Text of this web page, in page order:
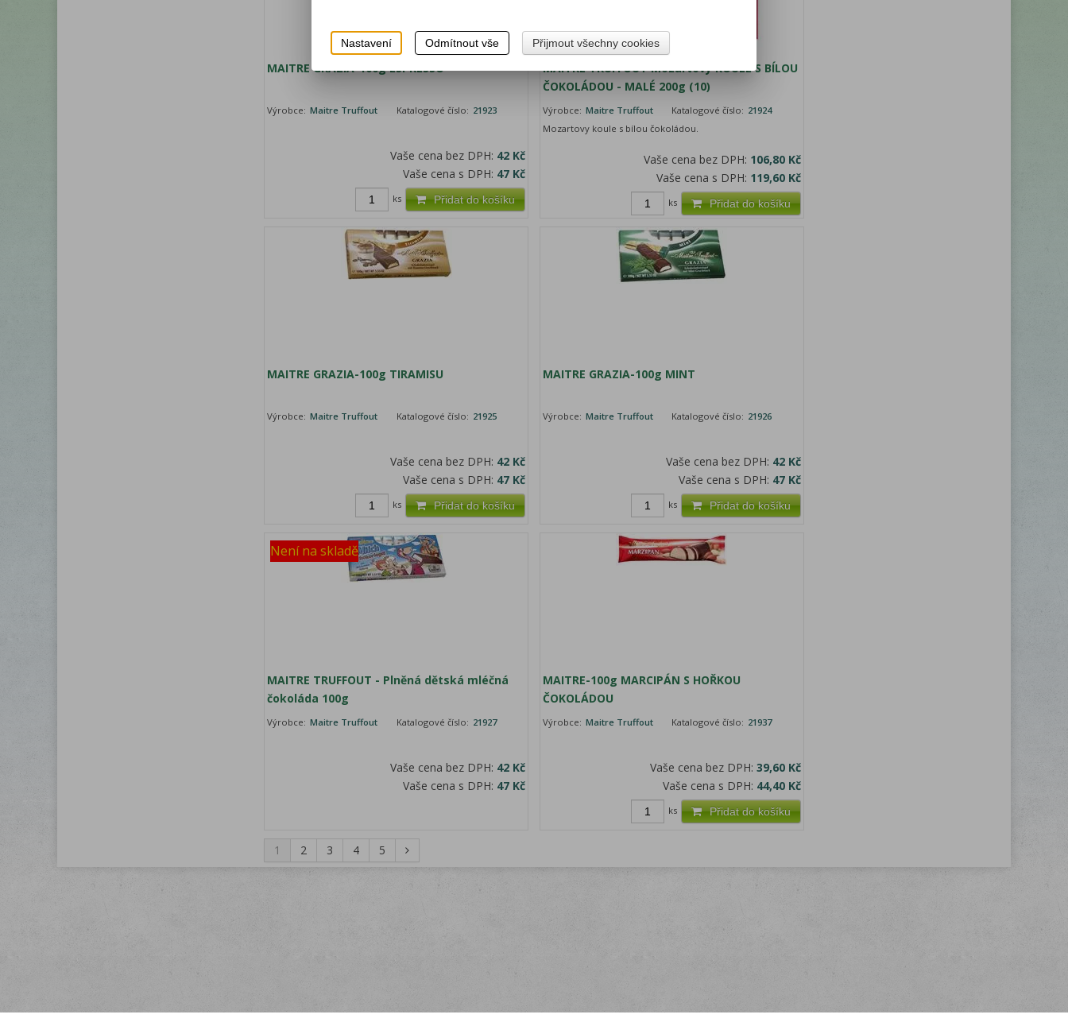
MAITRE GRAZIA-100g ESPRESSO
Výrobce: Maitre Truffout Katalogové číslo: 21923
Vaše cena bez DPH: 42 Kč
Vaše cena s DPH: 47 Kč
Přidat do košíku
ks
MAITRE TRUFFOUT Mozartovy KOULE S BÍLOU
ČOKOLÁDOU - MALÉ 200g (10)
Výrobce: Maitre Truffout Katalogové číslo: 21924
Mozartovy koule s bílou čokoládou.
Vaše cena bez DPH: 106,80 Kč
Vaše cena s DPH: 119,60 Kč
Přidat do košíku
ks
MAITRE GRAZIA-100g TIRAMISU
Výrobce: Maitre Truffout Katalogové číslo: 21925
Vaše cena bez DPH: 42 Kč
Vaše cena s DPH: 47 Kč
Přidat do košíku
ks
MAITRE GRAZIA-100g MINT
Výrobce: Maitre Truffout Katalogové číslo: 21926
Vaše cena bez DPH: 42 Kč
Vaše cena s DPH: 47 Kč
Přidat do košíku
ks
Není na skladě
MAITRE TRUFFOUT - Plněná dětská mléčná
čokoláda 100g
Výrobce: Maitre Truffout Katalogové číslo: 21927
Vaše cena bez DPH: 42 Kč
Vaše cena s DPH: 47 Kč
MAITRE-100g MARCIPÁN S HOŘKOU
ČOKOLÁDOU
Výrobce: Maitre Truffout Katalogové číslo: 21937
Vaše cena bez DPH: 39,60 Kč
Vaše cena s DPH: 44,40 Kč
Přidat do košíku
ks
1 2 3 4 5
Nastavení Odmítnout vše Přijmout všechny cookies